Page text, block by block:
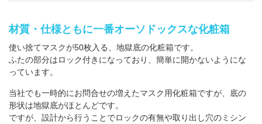
材質・仕様ともに一番オーソドックスな化粧箱
使い捨てマスクが50枚入る、地獄底の化粧箱です。
ふたの部分はロック付きになっており、簡単に開かないようにな
っています。
当社でも一時的にお問合せの増えたマスク用化粧箱ですが、底の
形状は地獄底がほとんどです。
ですが、設計から行うことでロックの有無や取り出し穴のミシン